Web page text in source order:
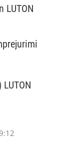
LUTON